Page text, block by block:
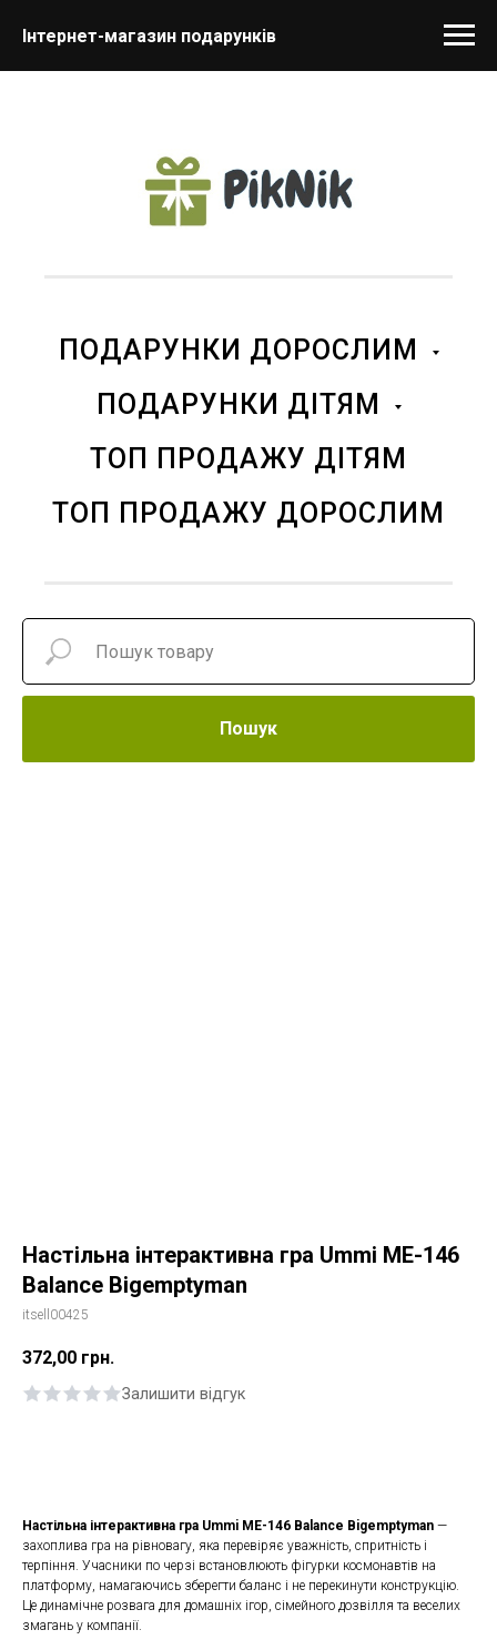
Інтернет-магазин подарунків
ПОДАРУНКИ ДОРОСЛИМ
ПОДАРУНКИ ДІТЯМ
ТОП ПРОДАЖУ ДІТЯМ
ТОП ПРОДАЖУ ДОРОСЛИМ
Пошук
Настільна інтерактивна гра Ummi ME-146
Balance Bigemptyman
itsell00425
372,00 грн.
Залишити відгук
Настільна інтерактивна гра Ummi ME-146 Balance Bigemptyman —
захоплива гра на рівновагу, яка перевіряє уважність, спритність і
терпіння. Учасники по черзі встановлюють фігурки космонавтів на
платформу, намагаючись зберегти баланс і не перекинути конструкцію.
Це динамічне розвага для домашніх ігор, сімейного дозвілля та веселих
змагань у компанії.